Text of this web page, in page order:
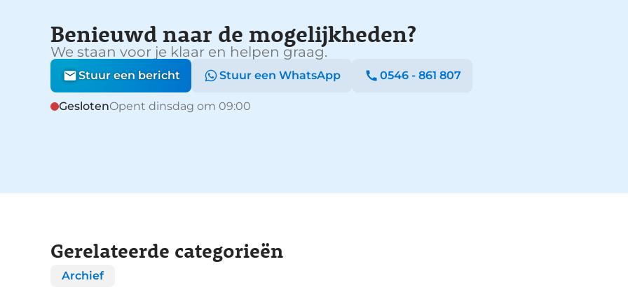
Benieuwd naar de mogelijkheden?
We staan voor je klaar en helpen graag.
Stuur een bericht Stuur een WhatsApp 0546 - 861 807
GeslotenOpent dinsdag om 09:00
Gerelateerde categorieën
Archief